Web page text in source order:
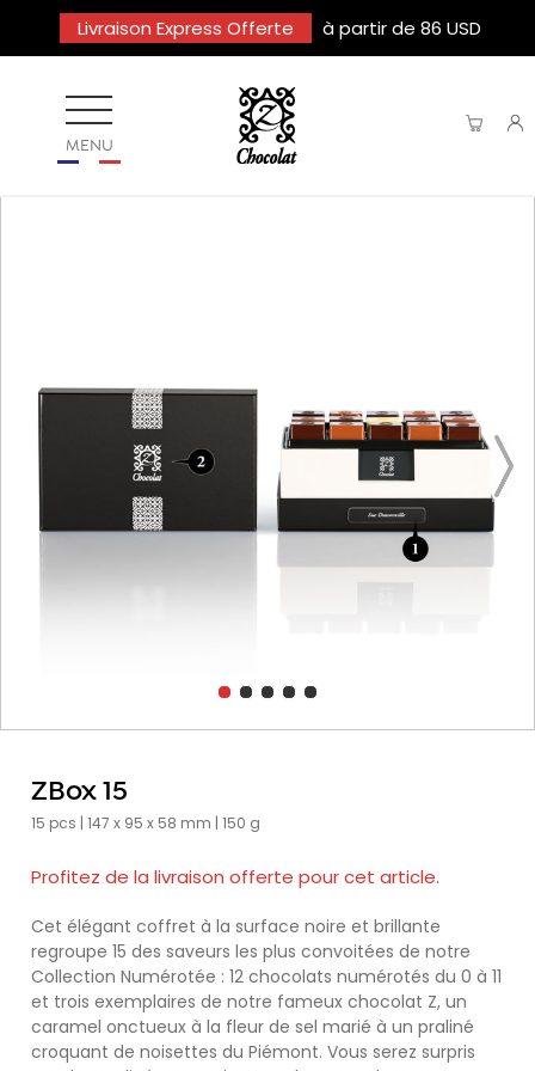
Livraison Express Offerte à partir de 86 USD
MENU
ZBox 15
15 pcs | 147 x 95 x 58 mm | 150 g
Profitez de la livraison offerte pour cet article.
Cet élégant coffret à la surface noire et brillante
regroupe 15 des saveurs les plus convoitées de notre
Collection Numérotée : 12 chocolats numérotés du 0 à 11
et trois exemplaires de notre fameux chocolat Z, un
caramel onctueux à la fleur de sel marié à un praliné
croquant de noisettes du Piémont. Vous serez surpris